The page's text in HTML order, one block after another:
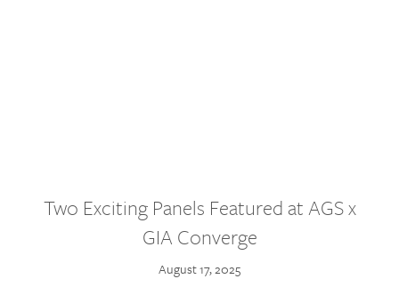
Two Exciting Panels Featured at AGS x
GIA Converge
August 17, 2025